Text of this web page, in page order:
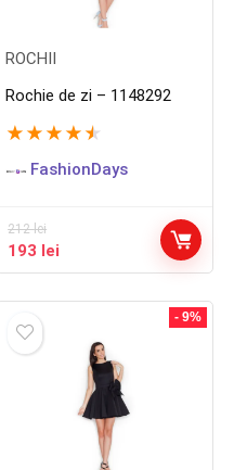
ROCHII
Rochie de zi – 1148292
★ ★ ★ ★ ★
FashionDays
212lei
Prețul
inițial
212 lei.
193 lei
curent
- 9%